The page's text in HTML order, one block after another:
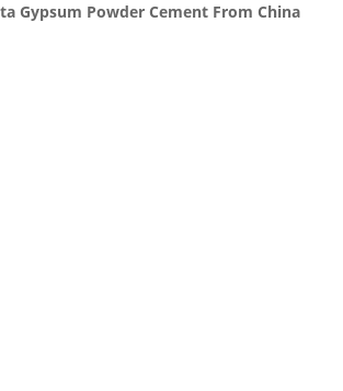
Gypsum Powder Cement From China